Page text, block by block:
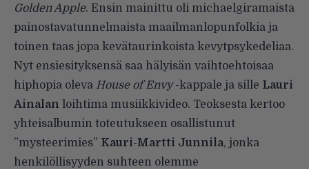
Golden Apple. Ensin mainittu oli michaelgiramaista
painostavatunnelmaista maailmanlopunfolkia ja
toinen taas jopa kevätaurinkoista kevytpsykedeliaa.
Nyt ensiesityksensä saa hälyisän vaihtoehtoisaa
hiphopia oleva House of Envy-kappale ja sille Lauri
Ainalan loihtima musiikkivideo. Teoksesta kertoo
yhteisalbumin toteutukseen osallistunut
”mysteerimies” Kauri-Martti Junnila, jonka
henkilöllisyyden suhteen olemme